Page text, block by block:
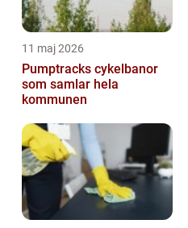
11 maj 2026
Pumptracks cykelbanor
som samlar hela
kommunen